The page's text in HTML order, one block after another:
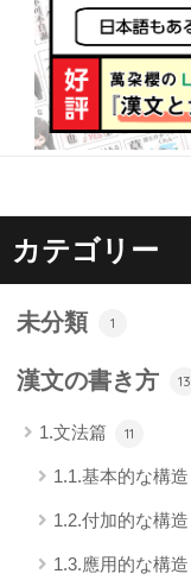
カテゴリー
未分類 1
漢文の書き方 13
1.文法篇 11
1.1.基本的な構造
1.2.付加的な構造
1.3.應用的な構造